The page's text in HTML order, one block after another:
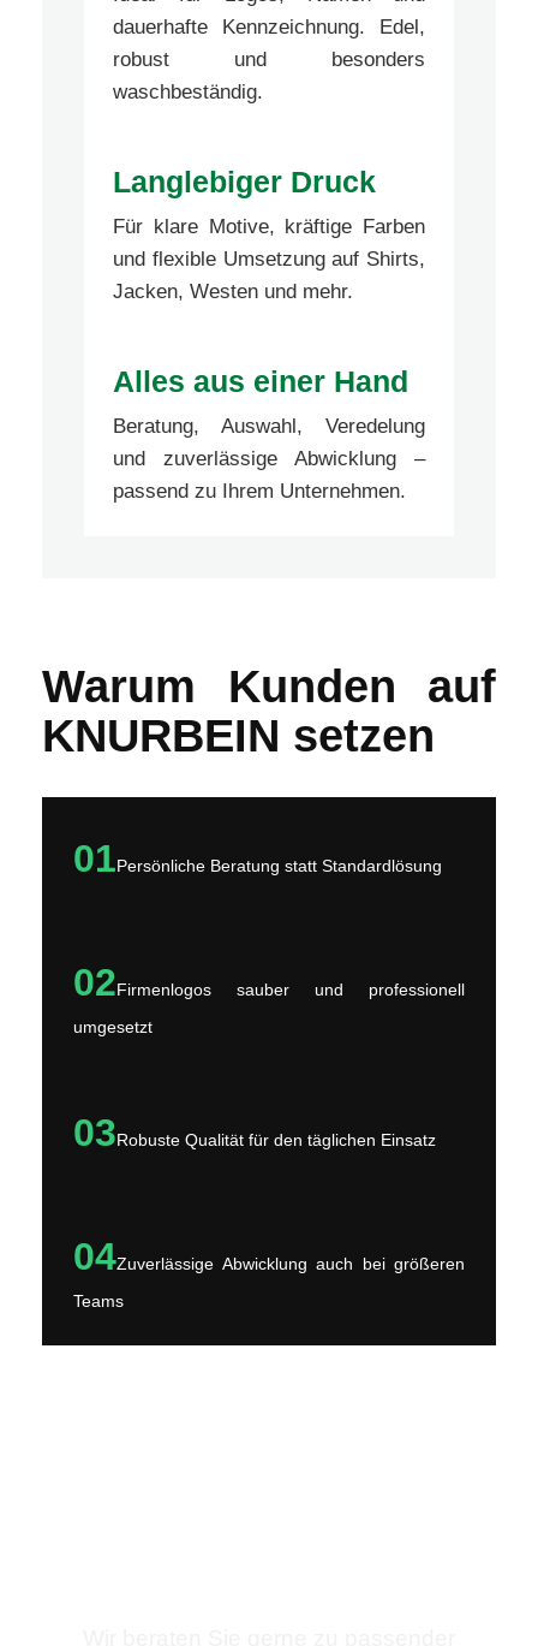
dauerhafte Kennzeichnung. Edel,
robust und besonders
waschbeständig.
Langlebiger Druck
Für klare Motive, kräftige Farben
und flexible Umsetzung auf Shirts,
Jacken, Westen und mehr.
Alles aus einer Hand
Beratung, Auswahl, Veredelung
und zuverlässige Abwicklung –
passend zu Ihrem Unternehmen.
Warum Kunden auf
KNURBEIN setzen
01Persönliche Beratung statt Standardlösung
02Firmenlogos sauber und professionell
umgesetzt
03Robuste Qualität für den täglichen Einsatz
04Zuverlässige Abwicklung auch bei größeren
Teams